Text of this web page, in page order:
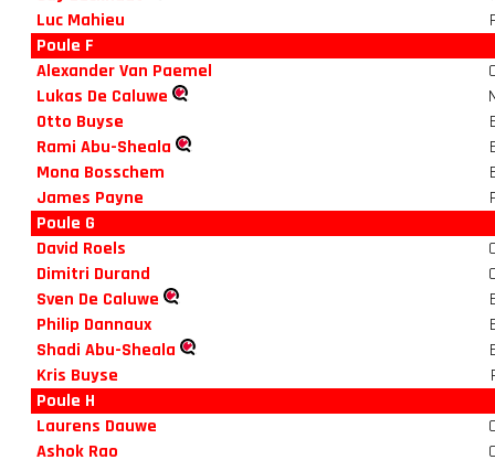
Luc Mahieu
Poule F
Alexander Van Paemel
Lukas De Caluwe
Otto Buyse
Rami Abu-Sheala
Mona Bosschem
James Payne
Poule G
David Roels
Dimitri Durand
Sven De Caluwe
Philip Dannaux
Shadi Abu-Sheala
Kris Buyse
Poule H
Laurens Dauwe
Ashok Rao